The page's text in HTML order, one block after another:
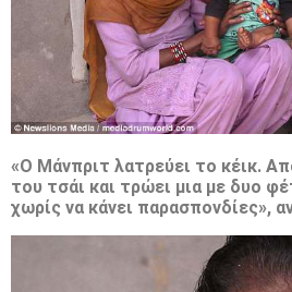
«Ο Μάνπριτ λατρεύει το κέικ.
του τσάι και τρώει μια με δυο
χωρίς να κάνει παρασπονδίες»,